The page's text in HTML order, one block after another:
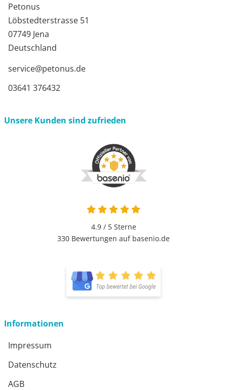
Petonus
Löbstedterstrasse 51
07749 Jena
Deutschland
service@petonus.de
03641 376432
Unsere Kunden sind zufrieden
4.9 / 5Sterne
330 Bewertungen auf basenio.de
Informationen
Impressum
Datenschutz
AGB